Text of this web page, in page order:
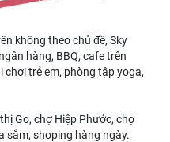
không theo chủ đề, Sky
hàng, BBQ, cafe trên
chơi trẻ em, phòng tập yoga,
Go, chợ Hiệp Phước, chợ
sắm, shoping hàng ngày.